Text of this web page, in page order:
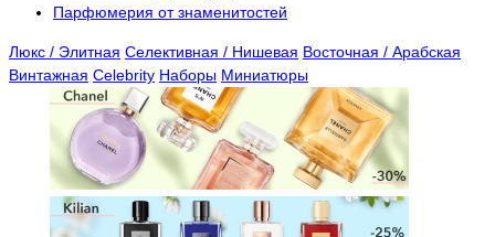
Парфюмерия от знаменитостей
Люкс / Элитная Селективная / Нишевая Восточная / Арабская
Винтажная Celebrity Наборы Миниатюры